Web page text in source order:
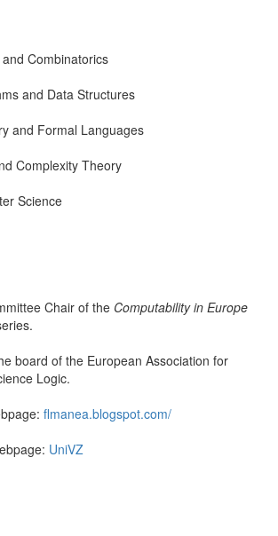
Combinatorics
and Data Structures
and Formal Languages
Complexity Theory
Science
Chair of the Computability in Europe
board of the European Association for
Logic.
flmanea.blogspot.com/
UniVZ